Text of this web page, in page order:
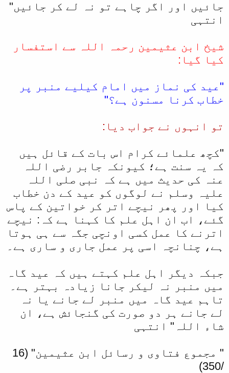
جائیں اور اگر چاہے تو نہ لے کر جائیں"
انتہی
شیخ ابن عثیمین رحمہ اللہ سے استفسار
کیا گیا:
"عید کی نماز میں امام کیلیے منبر پر
خطاب کرنا مسنون ہے؟"
تو انہوں نے جواب دیا:
"کچھ علمائے کرام اس بات کے قائل ہیں
کہ یہ سنت ہے؛ کیونکہ جابر رضی اللہ
عنہ کی حدیث میں ہے کہ نبی صلی اللہ
علیہ وسلم نے لوگوں کو عید کے دن خطاب
کیا اور پھر نیچے اتر کر خواتین کے پاس
گئے، اب ان اہل علم کا کہنا ہے کہ: نیچے
اترنے کا عمل کسی اونچی جگہ سے ہی ہوتا
ہے، چنانچہ اسی پر عمل جاری و ساری ہے۔
جبکہ دیگر اہل علم کہتے ہیں کہ عید گاہ
میں منبر نہ لیکر جانا زیادہ بہتر ہے۔
تاہم عید گاہ میں منبر لے جانے یا نہ
لے جانے ہر دو صورت کی گنجائش ہے، ان
شاء اللہ" انتہی
" مجموع فتاوى و رسائل ابن عثیمین" (16
/350)